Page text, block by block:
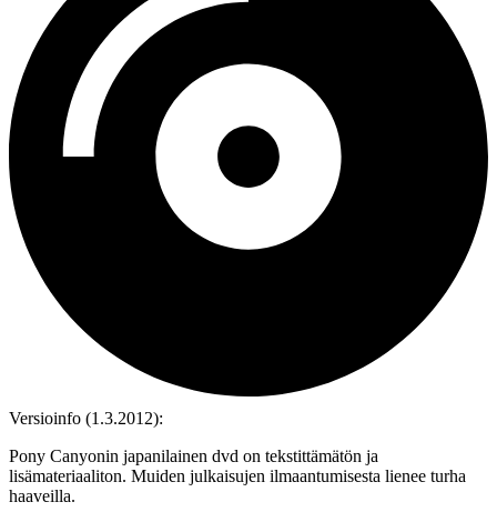
Versioinfo (1.3.2012):
Pony Canyonin japanilainen dvd on tekstittämätön ja
lisämateriaaliton. Muiden julkaisujen ilmaantumisesta lienee turha
haaveilla.